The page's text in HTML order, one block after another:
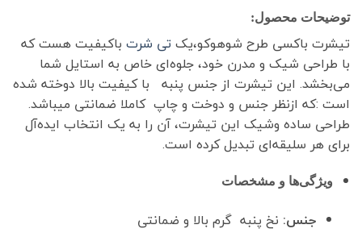
توضیحات محصول:
تیشرت باکسی طرح شوهوکو،یکتی شرتباکیفیت هست که
با طراحی شیک و مدرن خود، جلوه‌ای خاص به استایل شما
می‌بخشد. این تیشرت از جنس پنبه با کیفیت بالا دوخته شده
است :که ازنظر جنس و دوخت و چاپ کاملا ضمانتی میباشد.
طراحی ساده وشیک این تیشرت، آن را به یک انتخاب ایده‌آل
برای هر سلیقه‌ای تبدیل کرده است.
ویژگی‌ها و مشخصات
جنس:نخ پنبه گرم بالا و ضمانتی